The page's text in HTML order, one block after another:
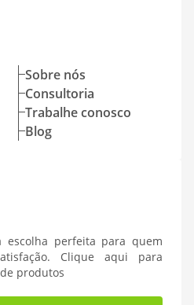
Sobre nós
Consultoria
Trabalhe conosco
Blog
escolha perfeita para quem
Clique aqui para
produtos